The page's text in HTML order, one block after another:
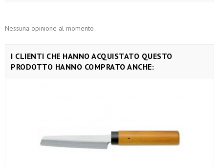
Nessuna opinione al momento
I CLIENTI CHE HANNO ACQUISTATO QUESTO
PRODOTTO HANNO COMPRATO ANCHE: